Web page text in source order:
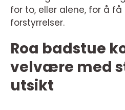
for to, eller alene, for å
forstyrrelser.
Roa badstue
velvære med
utsikt